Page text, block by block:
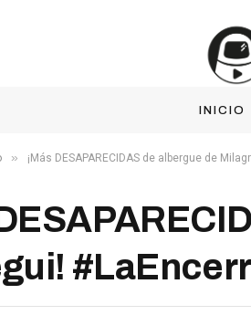
INICIO
» ¡Más DESAPARECIDAS de albergue de